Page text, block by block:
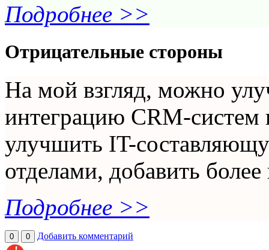
Подробнее >>
Отрицательные стороны
На мой взгляд, можно
интеграцию CRM-систем
улучшить IT-
отделами, добавить
Подробнее >>
0 0 Добавить комментарий